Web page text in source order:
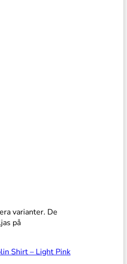
varianter. De
på
Shirt – Light Pink